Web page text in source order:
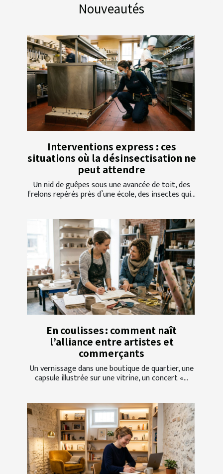
Nouveautés
Interventions express : ces
situations où la désinsectisation ne
peut attendre
Un nid de guêpes sous une avancée de toit, des
frelons repérés près d’une école, des insectes qui...
En coulisses : comment naît
l’alliance entre artistes et
commerçants
Un vernissage dans une boutique de quartier, une
capsule illustrée sur une vitrine, un concert «...